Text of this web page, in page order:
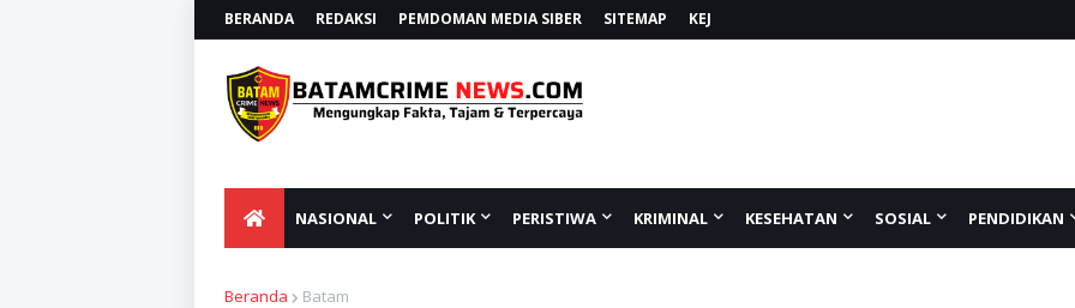
BERANDA REDAKSI PEMDOMAN MEDIA SIBER SITEMAP KEJ
NASIONAL POLITIK PERISTIWA KRIMINAL KESEHATAN SOSIAL PENDIDIKAN
Beranda Batam